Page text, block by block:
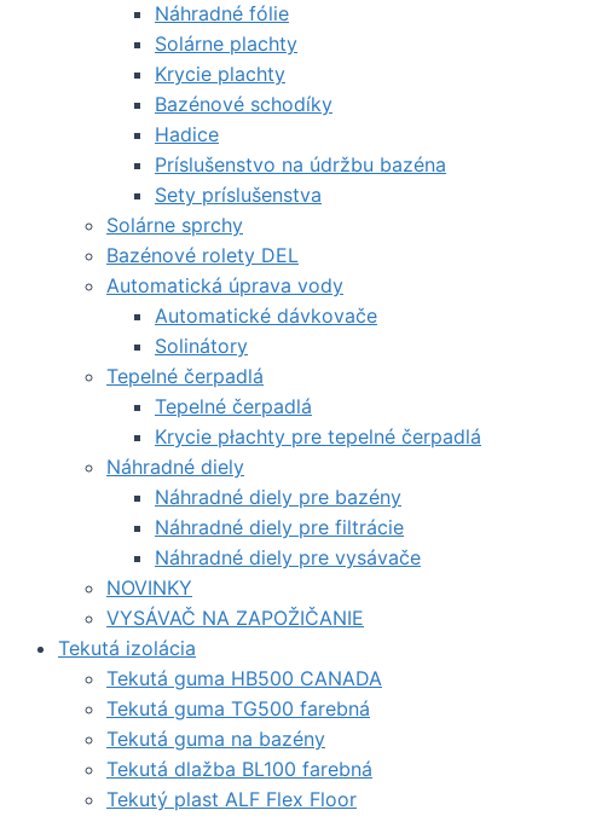
Náhradné fólie
Solárne plachty
Krycie plachty
Bazénové schodíky
Hadice
Príslušenstvo na údržbu bazéna
Sety príslušenstva
Solárne sprchy
Bazénové rolety DEL
Automatická úprava vody
Automatické dávkovače
Solinátory
Tepelné čerpadlá
Tepelné čerpadlá
Krycie płachty pre tepelné čerpadlá
Náhradné diely
Náhradné diely pre bazény
Náhradné diely pre filtrácie
Náhradné diely pre vysávače
NOVINKY
VYSÁVAČ NA ZAPOŽIČANIE
Tekutá izolácia
Tekutá guma HB500 CANADA
Tekutá guma TG500 farebná
Tekutá guma na bazény
Tekutá dlažba BL100 farebná
Tekutý plast ALF Flex Floor